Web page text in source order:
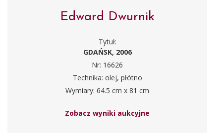
Edward Dwurnik
Tytuł:
GDAŃSK, 2006
Nr: 16626
Technika: olej, płótno
Wymiary: 64.5 cm x 81 cm
Zobacz wyniki aukcyjne